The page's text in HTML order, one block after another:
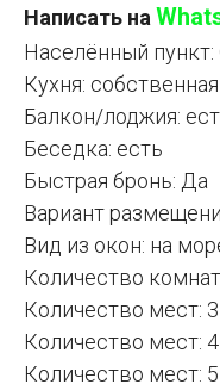
Написать на
Населённый пункт:
Кухня:
Балкон/лоджия:
Беседка: есть
Быстрая бронь: Да
Вариант
Вид из окон: на
Количество
Количество мест: 3
Количество мест: 4
Количество мест: 5